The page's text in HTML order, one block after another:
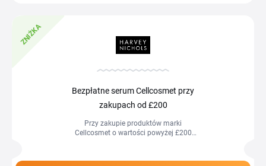
ZNIŻKA
Bezpłatne serum Cellcosmet przy
zakupach od £200
Przy zakupie produktów marki
Cellcosmet o wartości powyżej £200
wartości £220. Oferta obowiązuje do